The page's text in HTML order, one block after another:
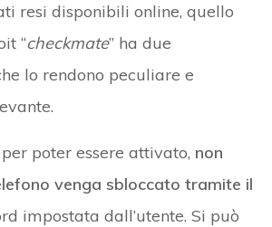
resi disponibili online, quello
“checkmate” ha due
lo rendono peculiare e
poter essere attivato, non
venga sbloccato tramite il
impostata dall’utente. Si può